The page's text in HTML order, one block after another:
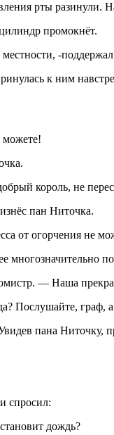
рты разинули.
промокнёт.
-поддержал
к ним
король, не
пан Ниточка.
от огорчения не
многозначительно
— Наша
Послушайте, граф, а
пана Ниточку,
спросил:
дождь?